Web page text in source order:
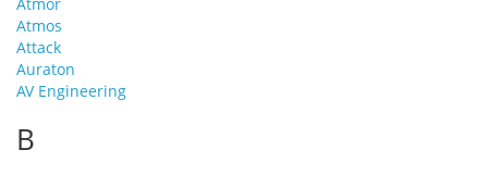
Atmos
Attack
Auraton
AV Engineering
B